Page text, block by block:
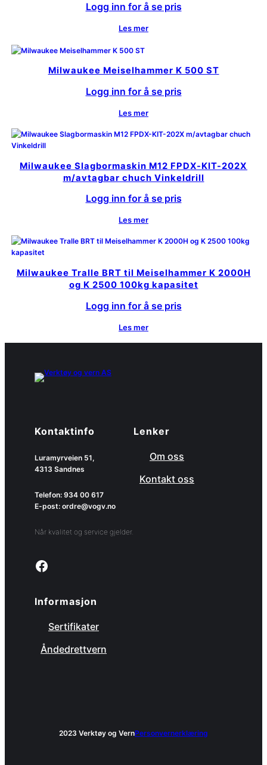
Logg inn for å se pris
Les mer
Milwaukee Meiselhammer K 500 ST
Logg inn for å se pris
Les mer
Milwaukee Slagbormaskin M12 FPDX-KIT-202X
m/avtagbar chuch Vinkeldrill
Logg inn for å se pris
Les mer
Milwaukee Tralle BRT til Meiselhammer K 2000H
og K 2500 100kg kapasitet
Logg inn for å se pris
Les mer
Kontaktinfo
Luramyrveien 51,
4313 Sandnes
Telefon: 934 00 617
E-post: ordre@vogv.no
Når kvalitet og service gjelder.
Link to facebook page
Lenker
Om oss
Kontakt oss
Informasjon
Sertifikater
Åndedrettvern
2023 Verktøy og VernPersonvernerklæring